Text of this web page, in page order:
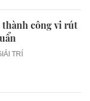
thành công vi rút
TRÍ